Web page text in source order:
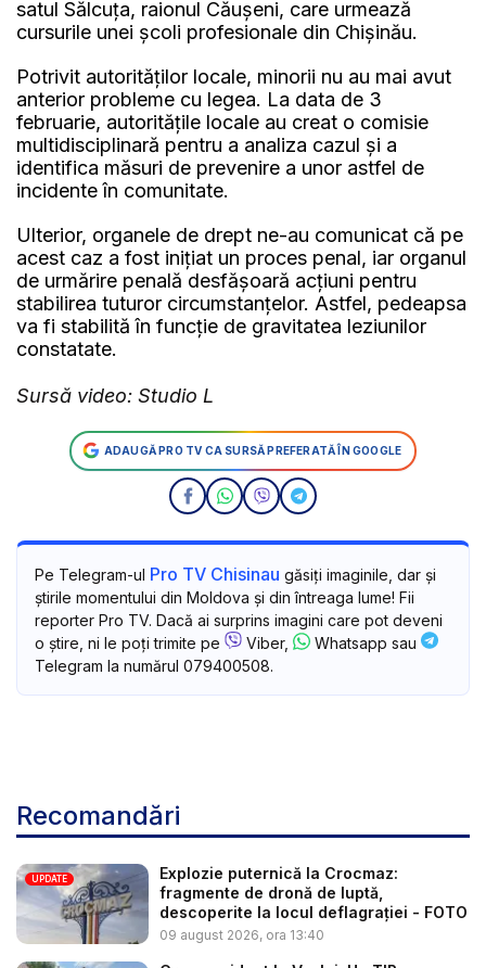
satul Sălcuța, raionul Căușeni, care urmează
cursurile unei școli profesionale din Chișinău.
Potrivit autorităților locale, minorii nu au mai avut
anterior probleme cu legea. La data de 3
februarie, autoritățile locale au creat o comisie
multidisciplinară pentru a analiza cazul și a
identifica măsuri de prevenire a unor astfel de
incidente în comunitate.
Ulterior, organele de drept ne-au comunicat că pe
acest caz a fost inițiat un proces penal, iar organul
de urmărire penală desfășoară acțiuni pentru
stabilirea tuturor circumstanțelor. Astfel, pedeapsa
va fi stabilită în funcție de gravitatea leziunilor
constatate.
Sursă video: Studio L
ADAUGĂ PRO TV CA SURSĂ PREFERATĂ ÎN GOOGLE
Pe Telegram-ul Pro TV Chisinau găsiți imaginile, dar și
știrile momentului din Moldova și din întreaga lume! Fii
reporter Pro TV. Dacă ai surprins imagini care pot deveni
o știre, ni le poți trimite pe
Viber,
Whatsapp sau
Telegram la numărul 079400508.
Recomandări
UPDATE
Explozie puternică la Crocmaz:
fragmente de dronă de luptă,
descoperite la locul deflagrației - FOTO
09 august 2026, ora 13:40